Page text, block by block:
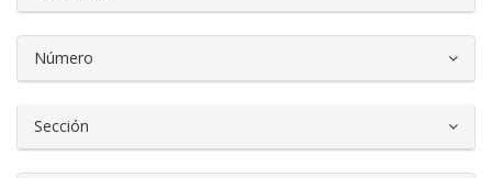
Número
Sección